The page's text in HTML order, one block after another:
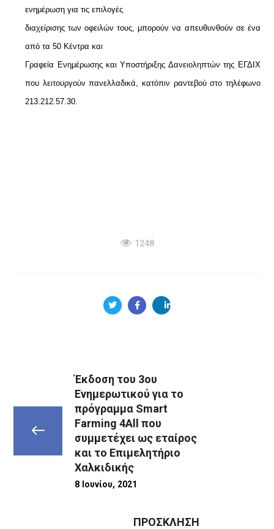
ενημέρωση για τις επιλογές
διαχείρισης των οφειλών τους, μπορούν να απευθυνθούν σε ένα
από τα 50 Κέντρα και
Γραφεία Ενημέρωσης και Υποστήριξης Δανειοληπτών της ΕΓΔΙΧ
που λειτουργούν πανελλαδικά, κατόπιν ραντεβού στο τηλέφωνο
213.212.57.30.
1248
Έκδοση του 3ου
Ενημερωτικού για το
πρόγραμμα Smart
Farming 4All που
συμμετέχει ως εταίρος
και το Επιμελητήριο
Χαλκιδικής
8 Ιουνίου, 2021
ΠΡΟΣΚΛΗΣΗ